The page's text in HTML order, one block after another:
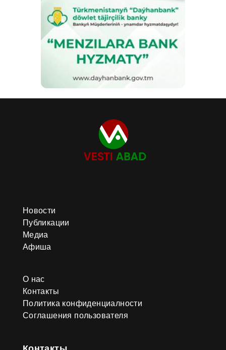
Новости
Публикации
Медиа
Афиша
О нас
Контакты
Политика конфиденциалности
Соглашения пользователя